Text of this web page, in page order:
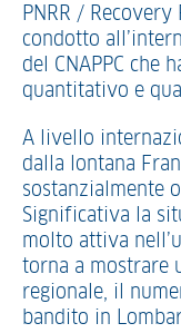
PNRR /
condotto
del CNAPPC che
quantitativo e
A livello
dalla lontana
sostanzialmente
Significativa la
molto attiva
torna a mostrare
regionale, il
bandito in